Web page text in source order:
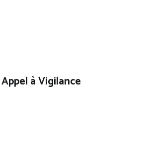
Appel à Vigilance